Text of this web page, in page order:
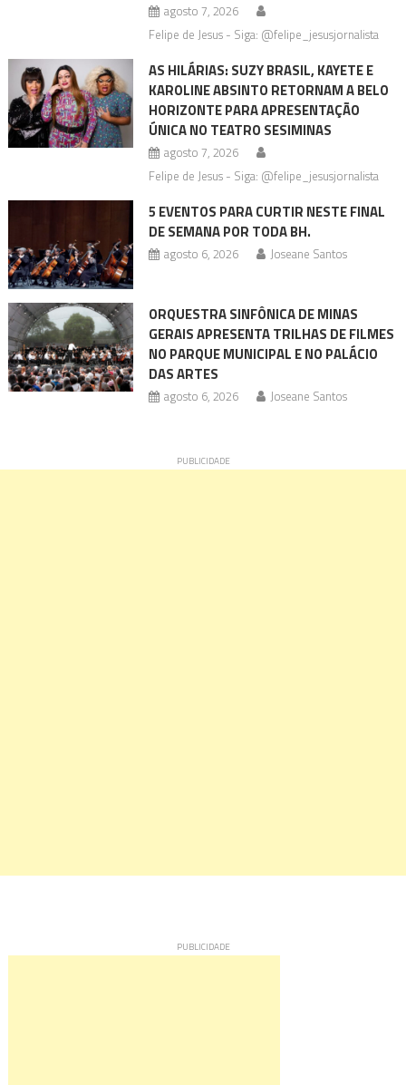
agosto 7, 2026
Felipe de Jesus - Siga: @felipe_jesusjornalista
AS HILÁRIAS: SUZY BRASIL, KAYETE E
KAROLINE ABSINTO RETORNAM A BELO
HORIZONTE PARA APRESENTAÇÃO
ÚNICA NO TEATRO SESIMINAS
agosto 7, 2026
Felipe de Jesus - Siga: @felipe_jesusjornalista
5 EVENTOS PARA CURTIR NESTE FINAL
DE SEMANA POR TODA BH.
agosto 6, 2026 Joseane Santos
ORQUESTRA SINFÔNICA DE MINAS
GERAIS APRESENTA TRILHAS DE FILMES
NO PARQUE MUNICIPAL E NO PALÁCIO
DAS ARTES
agosto 6, 2026 Joseane Santos